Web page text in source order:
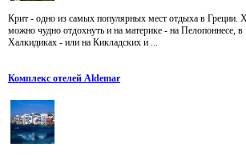
Крит - одно из самых популярных мест отдыха в Греции.
можно чудно отдохнуть и на материке - на Пелопоннесе, в
Халкидиках - или на Кикладских и ...
Комплекс отелей Aldemar